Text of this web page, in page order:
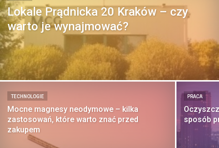
Lokale Prądnicka 20 Kraków – czy
warto je wynajmować?
TECHNOLOGIE
Mocne magnesy neodymowe – kilka
zastosowań, które warto znać przed
zakupem
PRACA
sposób